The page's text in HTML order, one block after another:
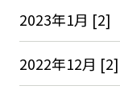
2023年1月 [2]
2022年12月 [2]